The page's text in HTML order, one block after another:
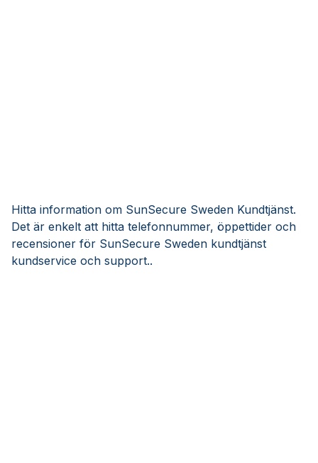
Hitta information om SunSecure Sweden Kundtjänst.
Det är enkelt att hitta telefonnummer, öppettider och
recensioner för SunSecure Sweden kundtjänst
kundservice och support..